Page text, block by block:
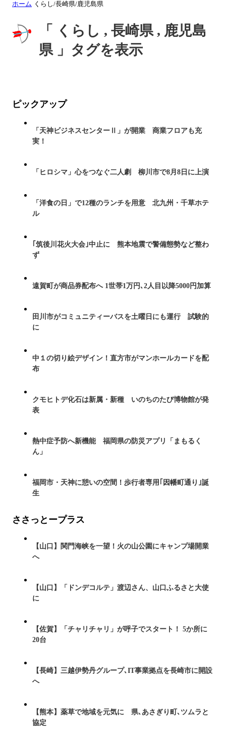
ホーム くらし/長崎県/鹿児島県
「 くらし , 長崎県 , 鹿児島
県 」タグを表示
ピックアップ
「天神ビジネスセンターⅡ」が開業 商業フロアも充
実！
「ヒロシマ」心をつなぐ二人劇 柳川市で8月8日に上演
「洋食の日」で12種のランチを用意 北九州・千草ホテ
ル
｢筑後川花火大会｣中止に 熊本地震で警備態勢など整わ
ず
遠賀町が商品券配布へ 1世帯1万円､2人目以降5000円加算
田川市がコミュニティーバスを土曜日にも運行 試験的
に
中１の切り絵デザイン！直方市がマンホールカードを配
布
クモヒトデ化石は新属・新種 いのちのたび博物館が発
表
熱中症予防へ新機能 福岡県の防災アプリ「まもるく
ん」
福岡市・天神に憩いの空間！歩行者専用｢因幡町通り｣誕
生
ささっとープラス
【山口】関門海峡を一望！火の山公園にキャンプ場開業
へ
【山口】「ドンデコルテ」渡辺さん、山口ふるさと大使
に
【佐賀】「チャリチャリ」が呼子でスタート！ 5か所に
20台
【長崎】三越伊勢丹グループ､IT事業拠点を長崎市に開設
へ
【熊本】薬草で地域を元気に 県､あさぎり町､ツムラと
協定